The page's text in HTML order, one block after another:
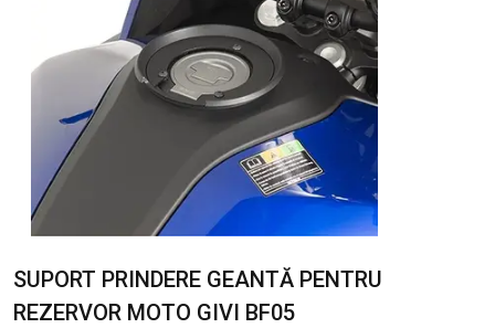
SUPORT PRINDERE GEANTĂ PENTRU
REZERVOR MOTO GIVI BF05